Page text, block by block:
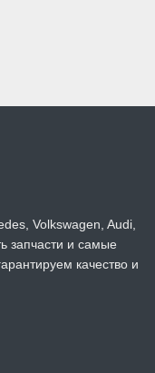
Volkswagen, Audi,
запчасти и самые
качество и